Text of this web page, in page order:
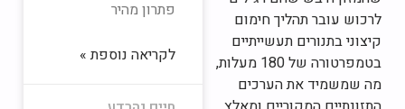
לרכוש עובר תהליך חימום
קיצוני בתנורים תעשייתיים
בטמפרטורה של 180 מעלות,
מה שמשמיד את הערכים
פתרון מהיר
לקריאה נוספת »